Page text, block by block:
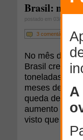
Brasil:
postado em 03/01/2011
3 comentários
No mês de
Brasil
toneladas,
meses de
queda de
aumento da
visto que os